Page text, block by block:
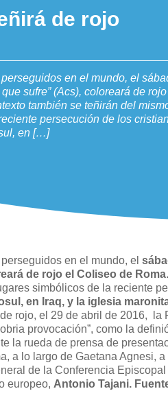
de rojo
en el mundo, el
sufre” (Acs), coloreará de
también se teñirán del
persecución de los
en […]
en el mundo, el
de rojo el Coliseo de Roma
simbólicos de la reciente
en Iraq, y la iglesia
rojo, el 29 de abril de 2016, la
provocación”, como la
la rueda de prensa de
a lo largo de Gaetana Agnesi,
de la Conferencia
europeo, Antonio Tajani.